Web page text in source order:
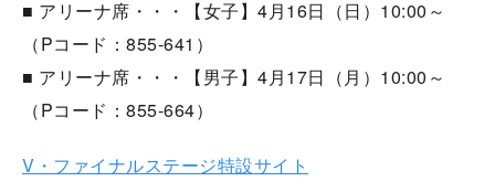
■ アリーナ席・・・【女子】4月16日（日）10:00～
（Pコード：855-641）
■ アリーナ席・・・【男子】4月17日（月）10:00～
（Pコード：855-664）
V・ファイナルステージ特設サイト